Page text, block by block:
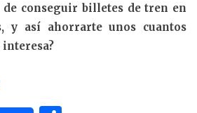
de conseguir billetes de tren en
y así ahorrarte unos cuantos
interesa?